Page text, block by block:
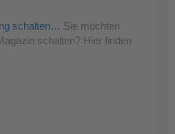
schalten… Sie möchten
schalten? Hier finden